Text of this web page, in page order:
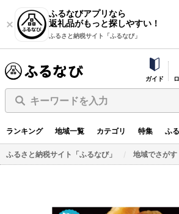
ふるなびアプリなら
返礼品がもっと探しやすい！
ふるさと納税サイト「ふるなび」
ガイド
キーワードを入力
ランキング 地域一覧 カテゴリ 特集 ふ
ふるさと納税サイト「ふるなび」 地域でさがす